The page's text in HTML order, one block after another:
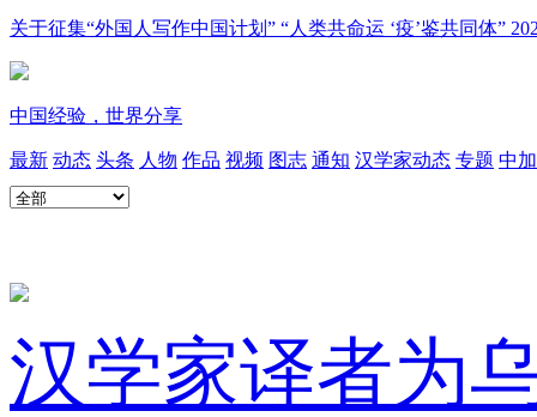
关于征集“外国人写作中国计划” “人类共命运 ‘疫’鉴共同体”
中国经验，世界分享
最新 动态 头条 人物 作品 视频 图志 通知 汉学家动态 专题 中
汉学家译者为